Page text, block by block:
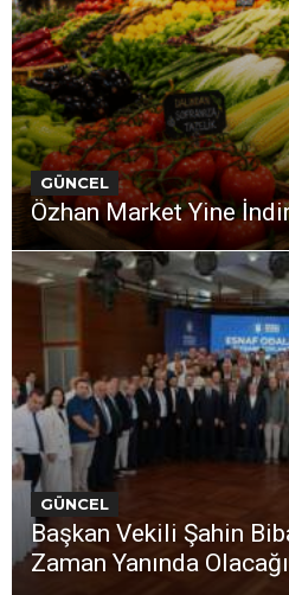
GÜNCEL
Özhan Market Yine
GÜNCEL
Başkan Vekili Şahin
Zaman Yanında